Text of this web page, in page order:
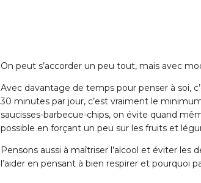
On peut s’accorder un peu tout, mais avec
Avec davantage de temps pour penser à soi,
30 minutes par jour, c’est vraiment le
saucisses-barbecue-chips, on évite quand
possible en forçant un peu sur les fruits et
Pensons aussi à maîtriser l’alcool et éviter
l’aider en pensant à bien respirer et pourquoi